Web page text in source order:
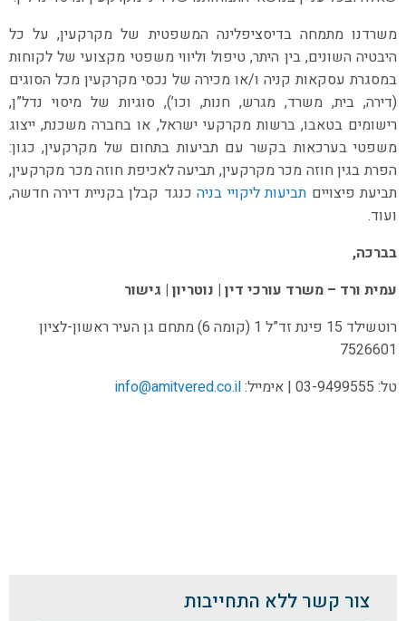
משרדנו מתמחה בדיסציפלינה המשפטית של מקרקעין, על כל
היבטיה השונים, בין היתר, טיפול וליווי משפטי מקצועי של לקוחות
במסגרת עסקאות קניה ו/או מכירה של נכסי מקרקעין מכל הסוגים
(דירה, בית, משרד, מגרש, חנות, וכו’), סוגיות של מיסוי נדל”ן,
רישומים בטאבו, ברשות מקרקעי ישראל, או בחברה משכנת, ייצוג
משפטי בערכאות בקשר עם תביעות בתחום של מקרקעין, כגון:
הפרת בגין חוזה מכר מקרקעין, תביעה לאכיפת חוזה מכר מקרקעין,
תביעת פיצויים תביעות ליקויי בניהכנגד קבלן בקניית דירה חדשה,
ועוד.
בברכה,
עמית ורד – משרד עורכי דין | נוטריון | גישור
רוטשילד 15 פינת זד”ל 1 (קומה 6) מתחם גן העיר ראשון-לציון
7526601
טל: 03-9499555 | אימייל:
info@amitvered.co.il
צור קשר ללא התחייבות